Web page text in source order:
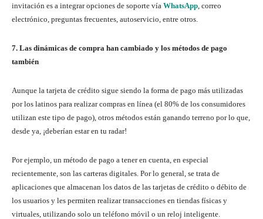
invitación es a integrar opciones de soporte vía WhatsApp , correo
electrónico, preguntas frecuentes, autoservicio, entre otros.
7. Las dinámicas de compra han cambiado y los métodos de pago
también
Aunque la tarjeta de crédito sigue siendo la forma de pago más utilizadas
por los latinos para realizar compras en línea (el 80% de los consumidores
utilizan este tipo de pago), otros métodos están ganando terreno por lo que,
desde ya, ¡deberían estar en tu radar!
Por ejemplo, un método de pago a tener en cuenta, en especial
recientemente, son las carteras digitales. Por lo general, se trata de
aplicaciones que almacenan los datos de las tarjetas de crédito o débito de
los usuarios y les permiten realizar transacciones en tiendas físicas y
virtuales, utilizando solo un teléfono móvil o un reloj inteligente.